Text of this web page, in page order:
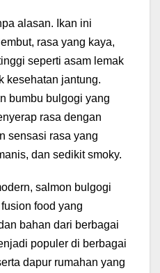
alasan. Ikan ini
rasa yang kaya,
seperti asam lemak
kesehatan jantung.
bumbu bulgogi yang
rasa dengan
sensasi rasa yang
dan sedikit smoky.
salmon bulgogi
food yang
bahan dari berbagai
populer di berbagai
dapur rumahan yang